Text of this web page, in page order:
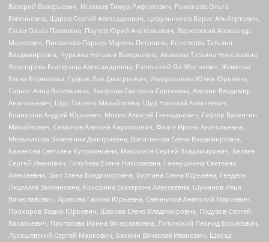
Валерий Валерьевич, Исламов Тимур Рифгатович, Романова Ольга
Евгеньевна, Щаров Сергей Алексадрович, Цирульников Борис Альбертович,
Гасан Ольга Павловна, Паутов Юрий Анатольевич, Верховский Александр
Маркович, Пислакова-Паркер Марина Петровна, Кочеткова Татьяна
Владимировна, Чуркина Наталья Валерьевна, Акимова Татьяна Николаевна,
Золотарева Екатерина Александровна, Рачинский Ян Збигневич, Жемкова
Елена Борисовна, Гудков Лев Дмитриевич, Илларионова Юлия Юрьевна,
Саранг Анна Васильевна, Захарова Светлана Сергеевна, Аверин Владимир
Анатольевич, Щур Татьяна Михайловна, Щур Николай Алексеевич,
Блинушов Андрей Юрьевич, Мосин Алексей Геннадьевич, Гефтер Валентин
Михайлович, Симонов Алексей Кириллович, Флиге Ирина Анатольевна,
Мельникова Валентина Дмитриевна, Вититинова Елена Владимировна,
Баженова Светлана Куприяновна, Максимов Сергей Владимирович, Беляев
Сергей Иванович, Голубева Елена Николаевна, Ганнушкина Светлана
Алексеевна, Закс Елена Владимировна, Буртина Елена Юрьевна, Гендель
Людмила Залмановна, Кокорина Екатерина Алексеевна, Шуманов Илья
Вячеславович, Арапова Галина Юрьевна, Свечников Анатолий Мариевич,
Прохоров Вадим Юрьевич, Шахова Елена Владимировна, Подузов Сергей
Васильевич, Протасова Ирина Вячеславовна, Литинский Леонид Борисович,
Лукашевский Сергей Маркович, Бахмин Вячеслав Иванович, Шабад